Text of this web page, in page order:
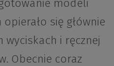
modeli
się głównie
wyciskach i ręcznej
Obecnie coraz